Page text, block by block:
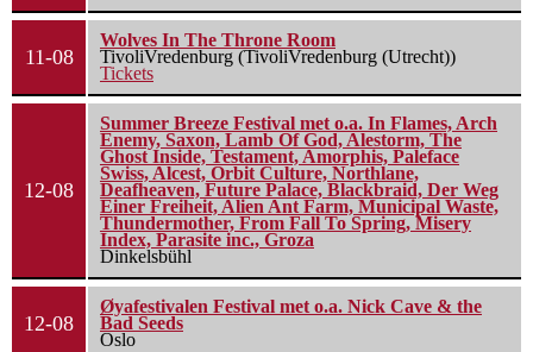
11-08
Wolves In The Throne Room
TivoliVredenburg (TivoliVredenburg (Utrecht))
Tickets
12-08
Summer Breeze Festival met o.a. In Flames, Arch
Enemy, Saxon, Lamb Of God, Alestorm, The
Ghost Inside, Testament, Amorphis, Paleface
Swiss, Alcest, Orbit Culture, Northlane,
Deafheaven, Future Palace, Blackbraid, Der Weg
Einer Freiheit, Alien Ant Farm, Municipal Waste,
Thundermother, From Fall To Spring, Misery
Index, Parasite inc., Groza
Dinkelsbühl
12-08
Øyafestivalen Festival met o.a. Nick Cave & the
Bad Seeds
Oslo